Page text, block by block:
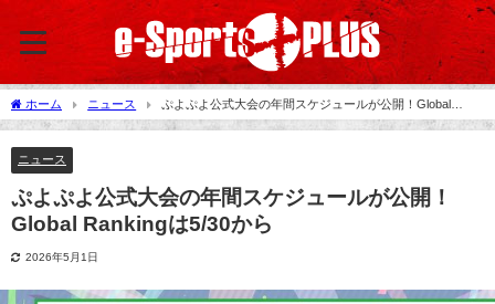
ホーム ニュース
ぷよぷよ公式大会の年間スケジュールが公開！Global
Rankingは5/30から
ニュース
ぷよぷよ公式大会の年間スケジュールが公開！
Global Rankingは5/30から
2026年5月1日